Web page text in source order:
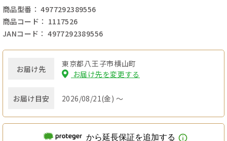
商品型番： 4977292389556
商品コード： 1117526
JANコード： 4977292389556
お届け先
東京都八王子市横山町
お届け先を変更する
お届け目安 2026/08/21(金) ～